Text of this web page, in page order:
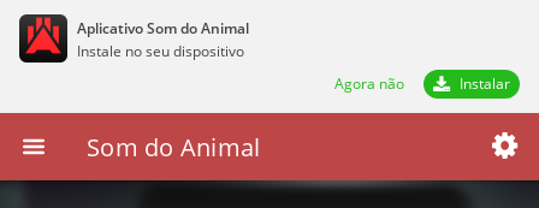
Aplicativo Som do Animal
Instale no seu dispositivo
Agora não
Instalar
Som do Animal